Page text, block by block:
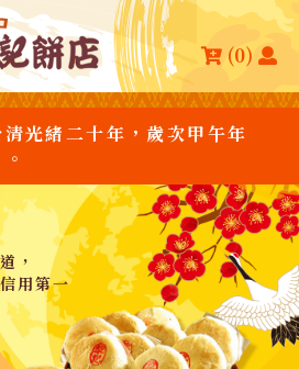
(0)
光緒二十年，歲次甲午年
，
用第一